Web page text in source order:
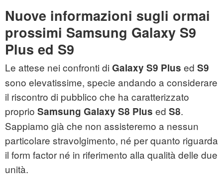
Nuove informazioni sugli ormai
prossimi Samsung Galaxy S9
Plus ed S9
Le attese nei confronti di Galaxy S9 Plus ed S9
sono elevatissime, specie andando a considerare
il riscontro di pubblico che ha caratterizzato
proprio Samsung Galaxy S8 Plus ed S8.
Sappiamo già che non assisteremo a nessun
particolare stravolgimento, né per quanto riguarda
il form factor né in riferimento alla qualità delle due
unità.